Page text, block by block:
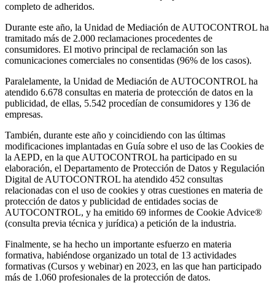
completo de adheridos.
Durante este año, la Unidad de Mediación de AUTOCONTROL ha
tramitado más de 2.000 reclamaciones procedentes de
consumidores. El motivo principal de reclamación son las
comunicaciones comerciales no consentidas (96% de los casos).
Paralelamente, la Unidad de Mediación de AUTOCONTROL ha
atendido 6.678 consultas en materia de protección de datos en la
publicidad, de ellas, 5.542 procedían de consumidores y 136 de
empresas.
También, durante este año y coincidiendo con las últimas
modificaciones implantadas en Guía sobre el uso de las Cookies de
la AEPD, en la que AUTOCONTROL ha participado en su
elaboración, el Departamento de Protección de Datos y Regulación
Digital de AUTOCONTROL ha atendido 452 consultas
relacionadas con el uso de cookies y otras cuestiones en materia de
protección de datos y publicidad de entidades socias de
AUTOCONTROL, y ha emitido 69 informes de Cookie Advice®
(consulta previa técnica y jurídica) a petición de la industria.
Finalmente, se ha hecho un importante esfuerzo en materia
formativa, habiéndose organizado un total de 13 actividades
formativas (Cursos y webinar) en 2023, en las que han participado
más de 1.060 profesionales de la protección de datos.